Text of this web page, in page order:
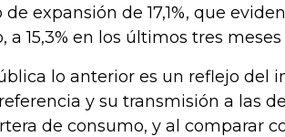
expansión de 17,1%, que
15,3% en los últimos tres meses
lo anterior es un reflejo del
y su transmisión a las
de consumo, y al comparar